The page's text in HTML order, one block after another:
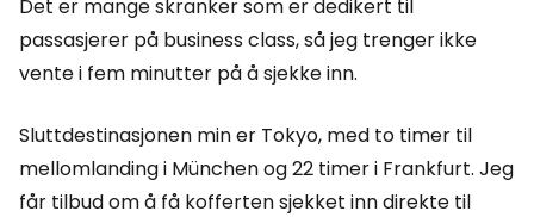
Det er mange skranker som er dedikert til
passasjerer på business class, så jeg trenger ikke
vente i fem minutter på å sjekke inn.
Sluttdestinasjonen min er Tokyo, med to timer til
mellomlanding i München og 22 timer i Frankfurt. Jeg
får tilbud om å få kofferten sjekket inn direkte til